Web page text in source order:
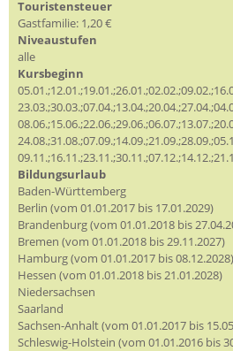
Touristensteuer
Gastfamilie: 1,20 €
Niveaustufen
alle
Kursbeginn
Bildungsurlaub
Baden-Württemberg
Berlin (vom 01.01.2017 bis 17.01.2029)
Brandenburg (vom 01.01.2018 bis
Bremen (vom 01.01.2018 bis 29.11.2027)
Hamburg (vom 01.01.2017 bis 08.12.2028)
Hessen (vom 01.01.2018 bis 21.01.2028)
Niedersachsen
Saarland
Sachsen-Anhalt (vom 01.01.2017 bis
Schleswig-Holstein (vom 01.01.2016 bis